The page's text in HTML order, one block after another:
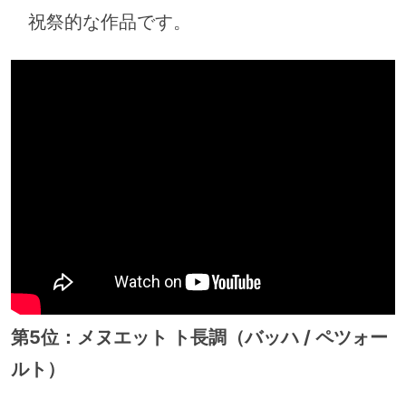
祝祭的な作品です。
第5位：メヌエット ト長調（バッハ / ペツォー
ルト）